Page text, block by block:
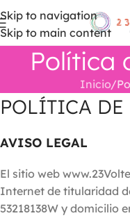
Skip to navigation
Skip to main content
Política
Inicio
POLÍTICA
AVISO LEGAL
El sitio web
Internet de titularidad
53218138W y domicilio